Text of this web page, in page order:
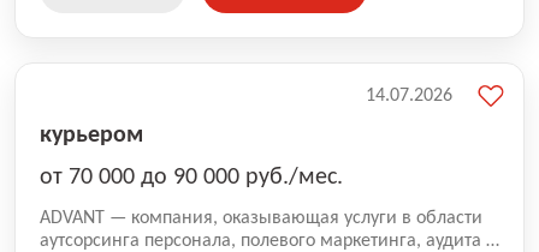
курьером
от 70 000 до 90 000 руб./мес.
ADVANT — компания, оказывающая услуги в области
аутсорсинга персонала, полевого маркетинга, аудита и
14.07.2026